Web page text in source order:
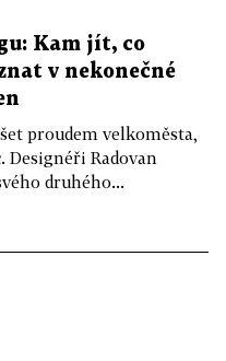
Kam jít, co
v nekonečné
proudem velkoměsta,
Radovan
druhého...